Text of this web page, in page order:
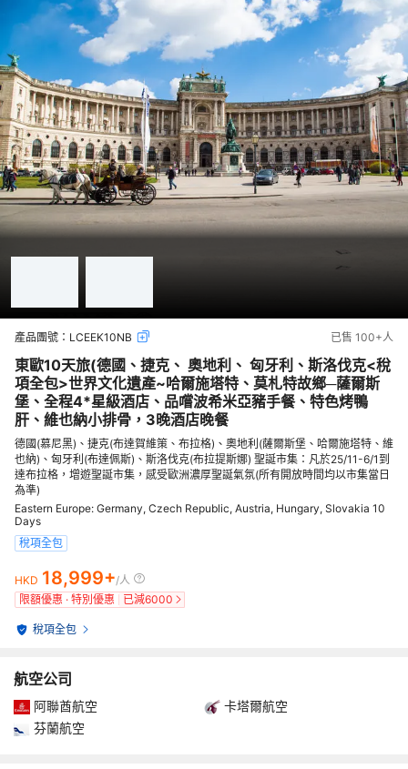
產品團號： LCEEK10NB 已售 100+人
東歐10天旅(德國、捷克、 奧地利、 匈牙利、斯洛伐克<稅
項全包>世界文化遺產~哈爾施塔特、莫札特故鄉─薩爾斯
堡、全程4*星級酒店、品嚐波希米亞豬手餐、特色烤鴨
肝、維也納小排骨，3晚酒店晚餐
德國(慕尼黑)、捷克(布達賀維策、布拉格)、奧地利(薩爾斯堡、哈爾施塔特、維
也納)、匈牙利(布達佩斯)、斯洛伐克(布拉提斯娜) 聖誕市集：凡於25/11-6/1到
達布拉格，增遊聖誕市集，感受歐洲濃厚聖誕氣氛(所有開放時間均以市集當日
為準)
Eastern Europe: Germany, Czech Republic, Austria, Hungary, Slovakia 10
Days
稅項全包
HKD 18,999+/人
限額優惠 · 特別優惠
已減6000
稅項全包
航空公司
阿聯酋航空
卡塔爾航空
芬蘭航空